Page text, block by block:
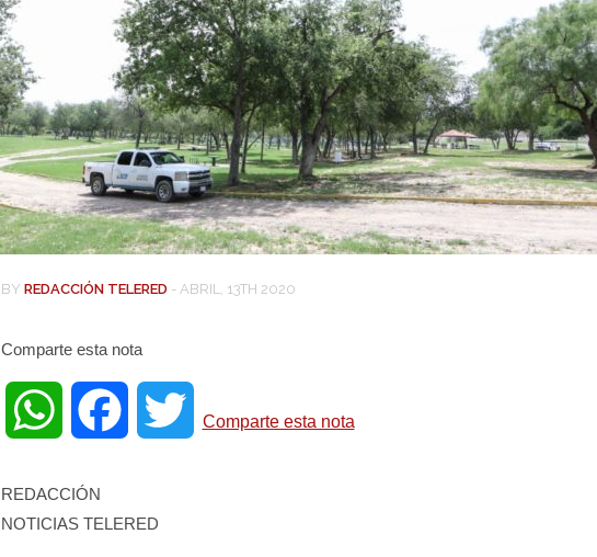
BY REDACCIÓN TELERED - ABRIL, 13TH 2020
Comparte esta nota
W
a c
Comparte esta nota
REDACCIÓN
NOTICIAS TELERED